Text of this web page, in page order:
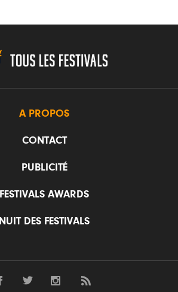
A PROPOS
CONTACT
PUBLICITÉ
FESTIVALS AWARDS
NUIT DES FESTIVALS